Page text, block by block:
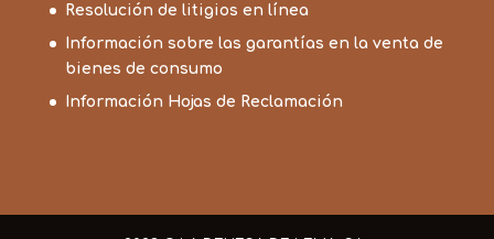
Resolución de litigios en línea
Información sobre las garantías en la venta de
bienes de consumo
Información Hojas de Reclamación